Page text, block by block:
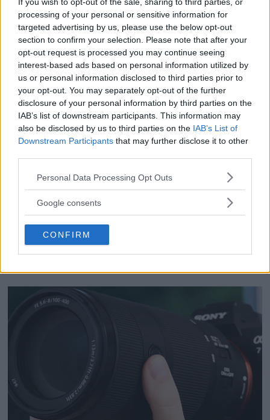
processing of your personal or sensitive information for
targeted advertising by us, please use the below opt-out
section to confirm your selection. Please note that after your
opt-out request is processed you may continue seeing
interest-based ads based on personal information utilized by
us or personal information disclosed to third parties prior to
your opt-out. You may separately opt-out of the further
disclosure of your personal information by third parties on the
IAB’s list of downstream participants. This information may
also be disclosed by us to third parties on the IAB’s List of
Downstream Participants that may further disclose it to other
Please note that this website/app uses one or more Google
not limited to your visit or usage behaviour. You may click to
use your data for below specified purposes in below Google
consent section.
Personal Data Processing Opt Outs
Google consents
CONFIRM
OM System lanserar
gratislån av kameror &
objektiv i Sverige
F3 Foto – Sveriges nya
fotodagar till Göteborg,
Lund & Stockholm
Dolby Vision 2 lanseras –
nästa generation HDR
ger bättre bild